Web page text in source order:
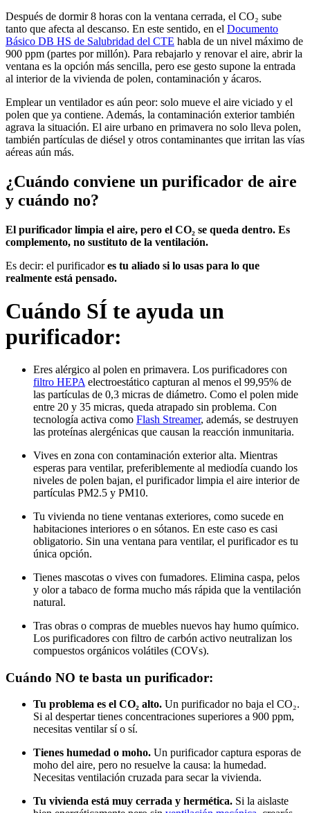
Después de dormir 8 horas con la ventana cerrada, el CO₂ sube
tanto que afecta al descanso. En este sentido, en el Documento
Básico DB HS de Salubridad del CTE habla de un nivel máximo de
900 ppm (partes por millón). Para rebajarlo y renovar el aire, abrir la
ventana es la opción más sencilla, pero ese gesto supone la entrada
al interior de la vivienda de polen, contaminación y ácaros.
Emplear un ventilador es aún peor: solo mueve el aire viciado y el
polen que ya contiene. Además, la contaminación exterior también
agrava la situación. El aire urbano en primavera no solo lleva polen,
también partículas de diésel y otros contaminantes que irritan las vías
aéreas aún más.
¿Cuándo conviene un purificador de aire
y cuándo no?
El purificador limpia el aire, pero el CO₂ se queda dentro. Es
complemento, no sustituto de la ventilación.
Es decir: el purificadores tu aliado si lo usas para lo que
realmente está pensado.
Cuándo SÍ te ayuda un
purificador:
Eres alérgico al polen en primavera. Los purificadores con
filtro HEPA electroestático capturan al menos el 99,95% de
las partículas de 0,3 micras de diámetro. Como el polen mide
entre 20 y 35 micras, queda atrapado sin problema. Con
tecnología activa como Flash Streamer, además, se destruyen
las proteínas alergénicas que causan la reacción inmunitaria.
Vives en zona con contaminación exterior alta. Mientras
esperas para ventilar, preferiblemente al mediodía cuando los
niveles de polen bajan, el purificador limpia el aire interior de
partículas PM2.5 y PM10.
Tu vivienda no tiene ventanas exteriores, como sucede en
habitaciones interiores o en sótanos. En este caso es casi
obligatorio. Sin una ventana para ventilar, el purificador es tu
única opción.
Tienes mascotas o vives con fumadores. Elimina caspa, pelos
y olor a tabaco de forma mucho más rápida que la ventilación
natural.
Tras obras o compras de muebles nuevos hay humo químico.
Los purificadores con filtro de carbón activo neutralizan los
compuestos orgánicos volátiles (COVs).
Cuándo NO te basta un purificador:
Tu problema es el CO₂ alto. Un purificador no baja el CO₂.
Si al despertar tienes concentraciones superiores a 900 ppm,
necesitas ventilar sí o sí.
Tienes humedad o moho. Un purificador captura esporas de
moho del aire, pero no resuelve la causa: la humedad.
Necesitas ventilación cruzada para secar la vivienda.
Tu vivienda está muy cerrada y hermética. Si la aislaste